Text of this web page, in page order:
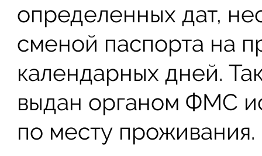
определенных дат,
сменой паспорта на
календарных дней.
выдан органом ФМС
по месту